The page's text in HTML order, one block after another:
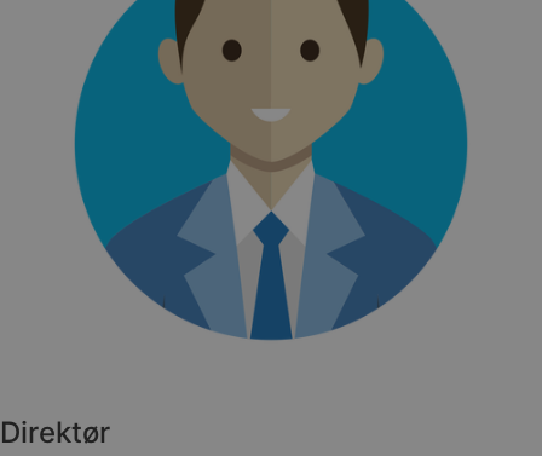
Direktør